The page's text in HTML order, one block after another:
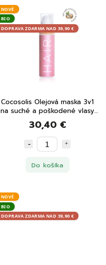
NOVÉ
BIO
DOPRAVA ZDARMA NAD 39,90 €
Cocosolis Olejová maska 3v1
na suché a poškodené vlasy
110 ml
30,40 €
Do košíka
NOVÉ
BIO
DOPRAVA ZDARMA NAD 39,90 €